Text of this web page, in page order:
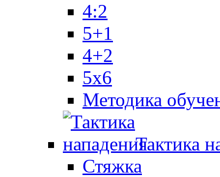
4:2
5+1
4+2
5x6
Методика
Тактика
Стяжка